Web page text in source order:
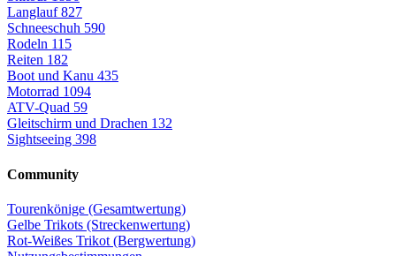
Langlauf827
Schneeschuh 590
Rodeln 115
Reiten 182
Boot und Kanu 435
Motorrad 1094
ATV-Quad 59
Gleitschirm und Drachen 132
Sightseeing 398
Community
Tourenkönige (Gesamtwertung)
Gelbe Trikots (Streckenwertung)
Rot-Weißes Trikot (Bergwertung)